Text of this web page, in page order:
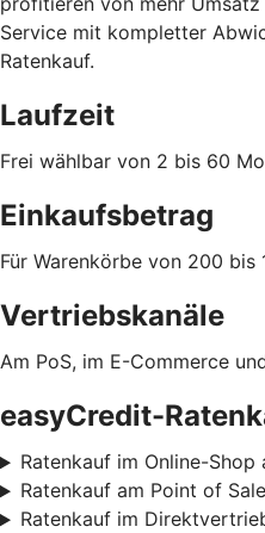
Service mit kompletter
Ratenkauf.
Laufzeit
Frei wählbar von 2 bis 60
Einkaufsbetrag
Für Warenkörbe von 200 bis
Vertriebskanäle
Am PoS, im E-Commerce
easyCredit-
Ratenkauf im Online-Shop
Ratenkauf am Point of
Ratenkauf im